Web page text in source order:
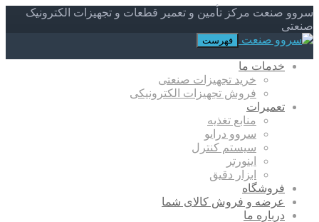
سروو صنعت مرکز تأمین و تعمیر قطعات و تجهیزات الکترونیک
صنعتی
فهرست
خدمات ما
خرید تجهیزات صنعتی
فروش تجهیزات الکترونیکی
تعمیرات
منابع تغذیه
سروو درایو
سیستم کنترل
اینورتر
ابزار دقیق
فروشگاه
عرضه و فروش کالای شما
درباره ما